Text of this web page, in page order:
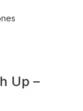
Up –